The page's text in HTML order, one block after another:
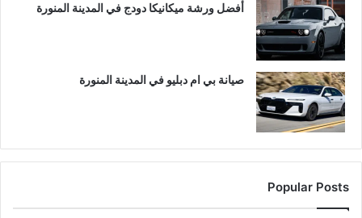
أفضل ورشة ميكانيكا دودج في المدينة المنورة
صيانة بي ام دبليو في المدينة المنورة
Popular Posts